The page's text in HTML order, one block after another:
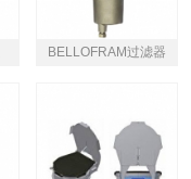
BELLOFRAM过滤器